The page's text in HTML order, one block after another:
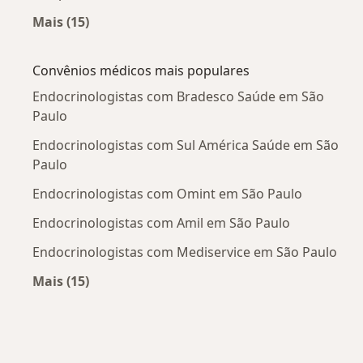
Mais (15)
Convênios médicos mais populares
Endocrinologistas com Bradesco Saúde em São
Paulo
Endocrinologistas com Sul América Saúde em São
Paulo
Endocrinologistas com Omint em São Paulo
Endocrinologistas com Amil em São Paulo
Endocrinologistas com Mediservice em São Paulo
Mais (15)